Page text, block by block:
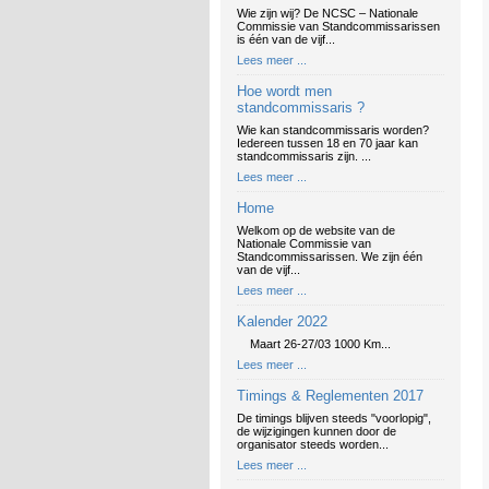
Wie zijn wij? De NCSC – Nationale
Commissie van Standcommissarissen
is één van de vijf...
Lees meer ...
Hoe wordt men
standcommissaris ?
Wie kan standcommissaris worden?
Iedereen tussen 18 en 70 jaar kan
standcommissaris zijn. ...
Lees meer ...
Home
Welkom op de website van de
Nationale Commissie van
Standcommissarissen. We zijn één
van de vijf...
Lees meer ...
Kalender 2022
Maart 26-27/03 1000 Km...
Lees meer ...
Timings & Reglementen 2017
De timings blijven steeds "voorlopig",
de wijzigingen kunnen door de
organisator steeds worden...
Lees meer ...